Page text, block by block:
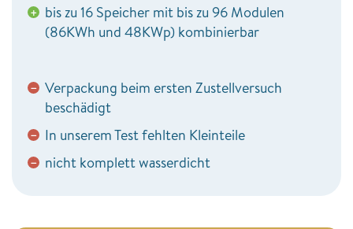
+ bis zu 16 Speicher mit bis zu 96 Modulen
(86KWh und 48KWp) kombinierbar
− Verpackung beim ersten Zustellversuch
beschädigt
− In unserem Test fehlten Kleinteile
− nicht komplett wasserdicht